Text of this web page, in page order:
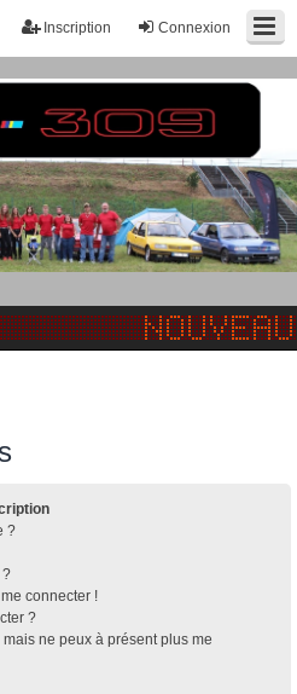
Connexion
Inscription
?
?
connecter !
?
ne peux à présent plus me